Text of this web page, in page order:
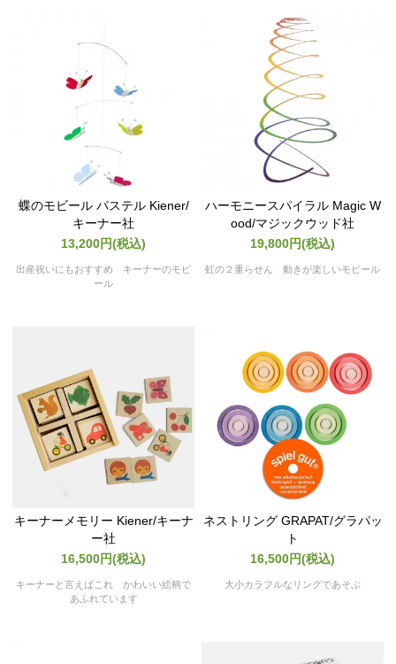
蝶のモビール パステル Kiener/
キーナー社
13,200円(税込)
出産祝いにもおすすめ キーナーのモビ
ール
ハーモニースパイラル Magic W
ood/マジックウッド社
19,800円(税込)
虹の２重らせん 動きが楽しいモビール
キーナーメモリー Kiener/キーナ
ー社
16,500円(税込)
キーナーと言えばこれ かわいい絵柄で
あふれています
ネストリング GRAPAT/グラパッ
ト
16,500円(税込)
大小カラフルなリングであそぶ